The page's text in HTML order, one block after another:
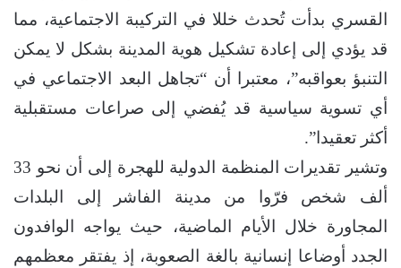
القسري بدأت تُحدث خللا في التركيبة الاجتماعية، مما
قد يؤدي إلى إعادة تشكيل هوية المدينة بشكل لا يمكن
التنبؤ بعواقبه”، معتبرا أن “تجاهل البعد الاجتماعي في
أي تسوية سياسية قد يُفضي إلى صراعات مستقبلية
أكثر تعقيدا”.
وتشير تقديرات المنظمة الدولية للهجرة إلى أن نحو 33
ألف شخص فرّوا من مدينة الفاشر إلى البلدات
المجاورة خلال الأيام الماضية، حيث يواجه الوافدون
الجدد أوضاعا إنسانية بالغة الصعوبة، إذ يفتقر معظمهم